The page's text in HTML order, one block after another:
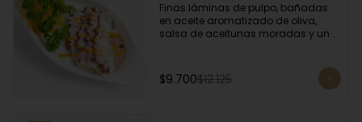
Finas láminas de pulpo, bañadas
en aceite aromatizado de oliva,
salsa de aceitunas moradas y un
$9.700$12.125